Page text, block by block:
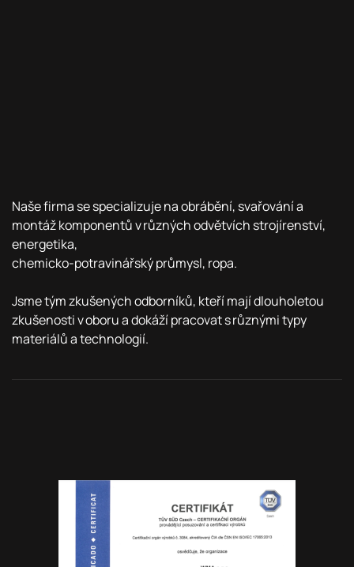
Naše firma se specializuje na obrábění, svařování a
montáž komponentů v různých odvětvích strojírenství,
energetika,
chemicko-potravinářskýprůmysl, ropa.
Jsme tým zkušenýchodborníků, kteří mají dlouholetou
zkušenosti v oboru adokážípracovat s různými typy
materiálů a technologií.